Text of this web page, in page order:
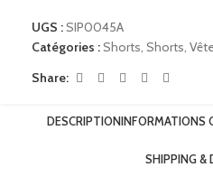
UGS :SIP0045A
Catégories :Shorts Shorts
Share:
DESCRIPTIONINFORMATIONS
SHIPPING &